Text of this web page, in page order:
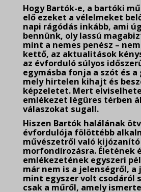
Hogy Bartók-e, a bartóki
elő ezeket a vélelmeket
napi rágódás inkább, ami
bennünk, oly lassú
mint a nemes penész –
kettő, az aktualitások
az évforduló súlyos
egymásba fonja a szót és
mely hirtelen kihajt és
képzeletet. Mert
emlékezet légüres térben
válaszokat sugall.
Hiszen Bartók halálának
évfordulója fölöttébb
művészetről való kijózanító
morfondírozásra. Életének
emlékezetének egyszeri
már nem is a jelenségről, a
mint egyszer volt csodáról
csak a műről, amely